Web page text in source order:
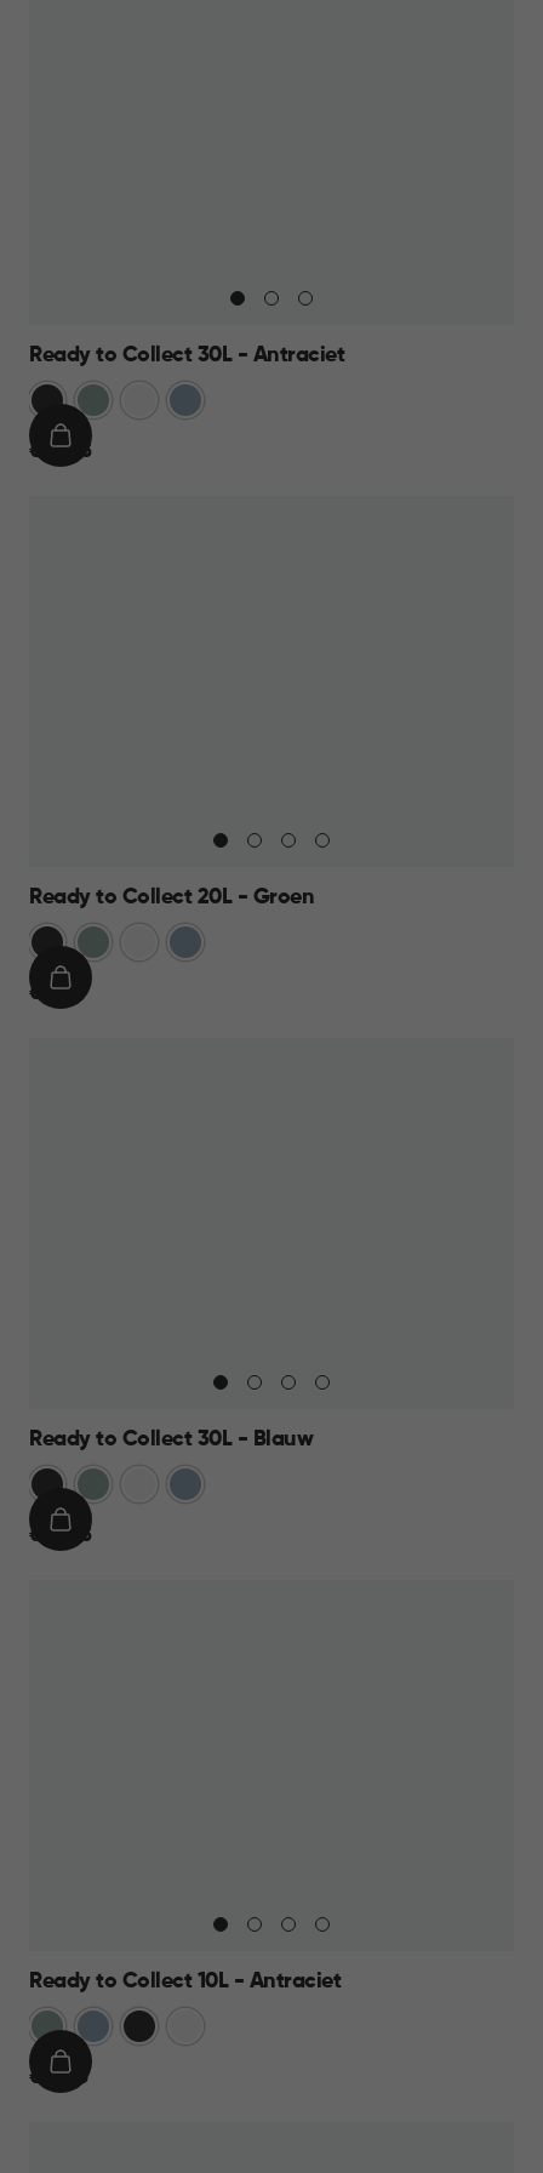
Ready to Collect 30L - Antraciet
Donkergrijs
Groen Blauw
€
€ 24,95
IN
Ready to Collect 20L - Groen
Donkergrijs
Groen Blauw
€
€ 19,95
IN
Ready to Collect 30L - Blauw
Donkergrijs
Groen Blauw
€
€ 24,95
IN
Ready to Collect 10L - Antraciet
GroenBlauwDonkergrijs
€
€ 14,95
IN